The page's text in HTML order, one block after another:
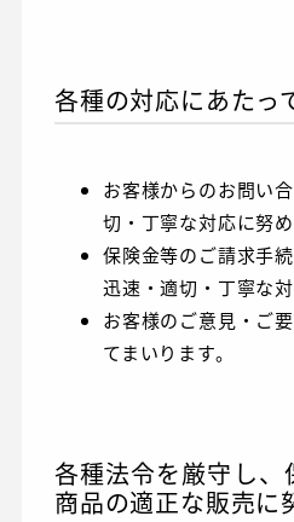
各種の対応にあたっ
お客様からのお問い
切・丁寧な対応に努め
保険金等のご請求手
迅速・適切・丁寧な対
お客様のご意見・ご
てまいります。
各種法令を厳守し、
商品の適正な販売に